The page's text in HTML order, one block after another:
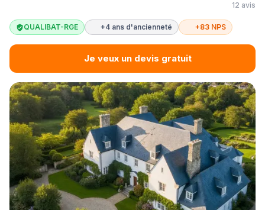
12 avis
QUALIBAT-RGE +4 ans d'ancienneté +83 NPS
Je veux un devis gratuit